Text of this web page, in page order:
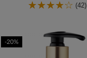
(42)
-20%